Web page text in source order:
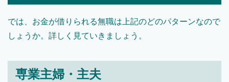
では、お金が借りられる無職は上記のどのパターンなので
しょうか。詳しく見ていきましょう。
専業主婦・主夫